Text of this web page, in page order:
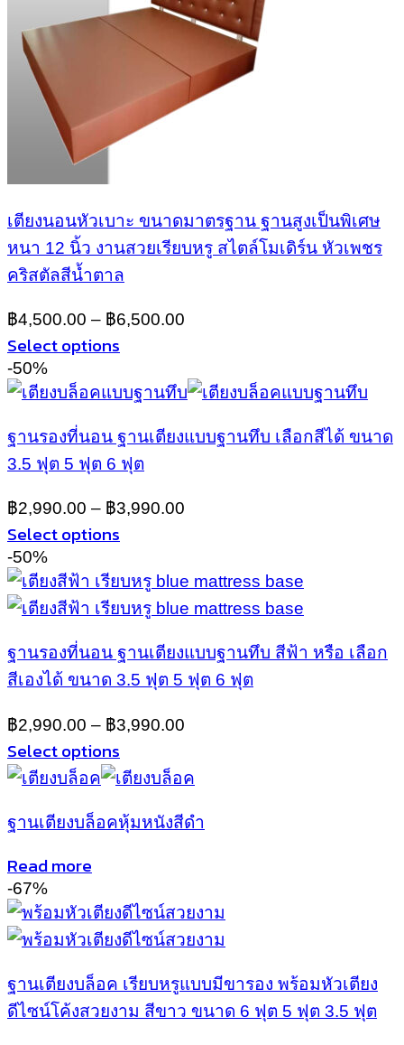
เตียงนอนหัวเบาะ ขนาดมาตรฐาน ฐานสูงเป็นพิเศษ
หนา 12 นิ้ว งานสวยเรียบหรู สไตล์โมเดิร์น หัวเพชร
คริสตัลสีน้ำตาล
฿4,500.00 – ฿6,500.00
Select options
This
product
has
variants.
The
may
be
chosen
on
the
product
-50%
ฐานรองที่นอน ฐานเตียงแบบฐานทึบ เลือกสีได้ ขนาด
3.5 ฟุต 5 ฟุต 6 ฟุต
฿2,990.00 – ฿3,990.00
Select options
This
product
has
multiple
The
options
be
chosen
on
the
page
-50%
ฐานรองที่นอน ฐานเตียงแบบฐานทึบ สีฟ้า หรือ เลือก
สีเองได้ ขนาด 3.5 ฟุต 5 ฟุต 6 ฟุต
฿2,990.00 – ฿3,990.00
Select options
This
product
multiple
The
options
may
be
chosen
the
product
ฐานเตียงบล็อคหุ้มหนังสีดำ
Read more
-67%
ฐานเตียงบล็อค เรียบหรูแบบมีขารอง พร้อมหัวเตียง
ดีไซน์โค้งสวยงาม สีขาว ขนาด 6 ฟุต 5 ฟุต 3.5 ฟุต